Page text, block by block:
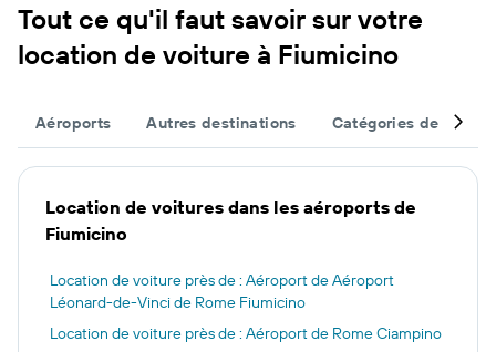
Tout ce qu'il faut savoir sur votre
location de voiture à Fiumicino
Aéroports Autres destinations Catégories de
Location de voitures dans les aéroports de
Fiumicino
Location de voiture près de : Aéroport de Aéroport
Léonard-de-Vinci de Rome Fiumicino
Location de voiture près de : Aéroport de Rome Ciampino